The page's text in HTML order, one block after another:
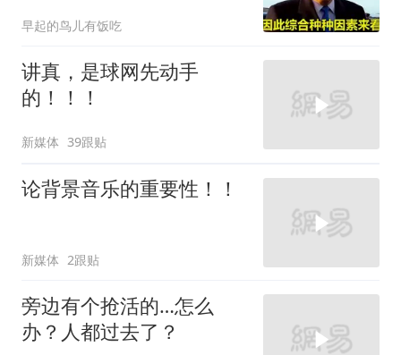
早起的鸟儿有饭吃
讲真，是球网先动手
的！！！
新媒体 39跟贴
论背景音乐的重要性！！
新媒体 2跟贴
旁边有个抢活的…怎么
办？人都过去了？